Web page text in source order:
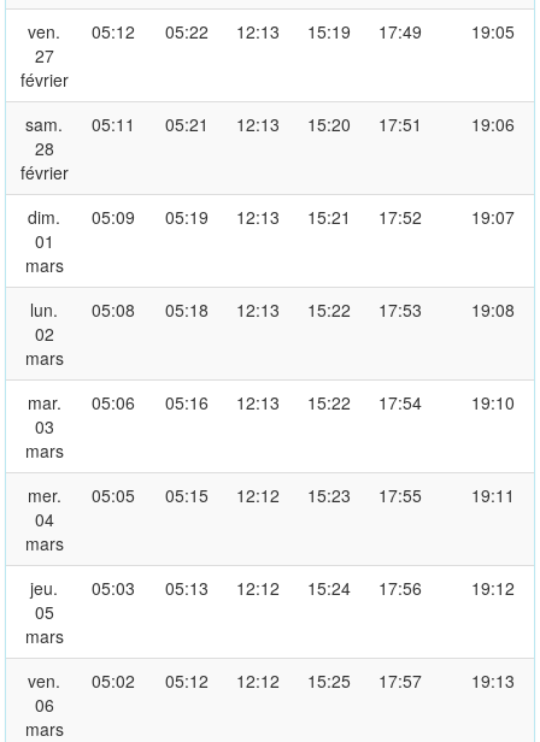
ven.
27
février
05:12 05:22 12:13 15:19 17:49 19:05
sam.
28
février
05:11 05:21 12:13 15:20 17:51 19:06
dim.
01
mars
05:09 05:19 12:13 15:21 17:52 19:07
lun.
02
mars
05:08 05:18 12:13 15:22 17:53 19:08
mar.
03
mars
05:06 05:16 12:13 15:22 17:54 19:10
mer.
04
mars
05:05 05:15 12:12 15:23 17:55 19:11
jeu.
05
mars
05:03 05:13 12:12 15:24 17:56 19:12
ven.
06
mars
05:02 05:12 12:12 15:25 17:57 19:13